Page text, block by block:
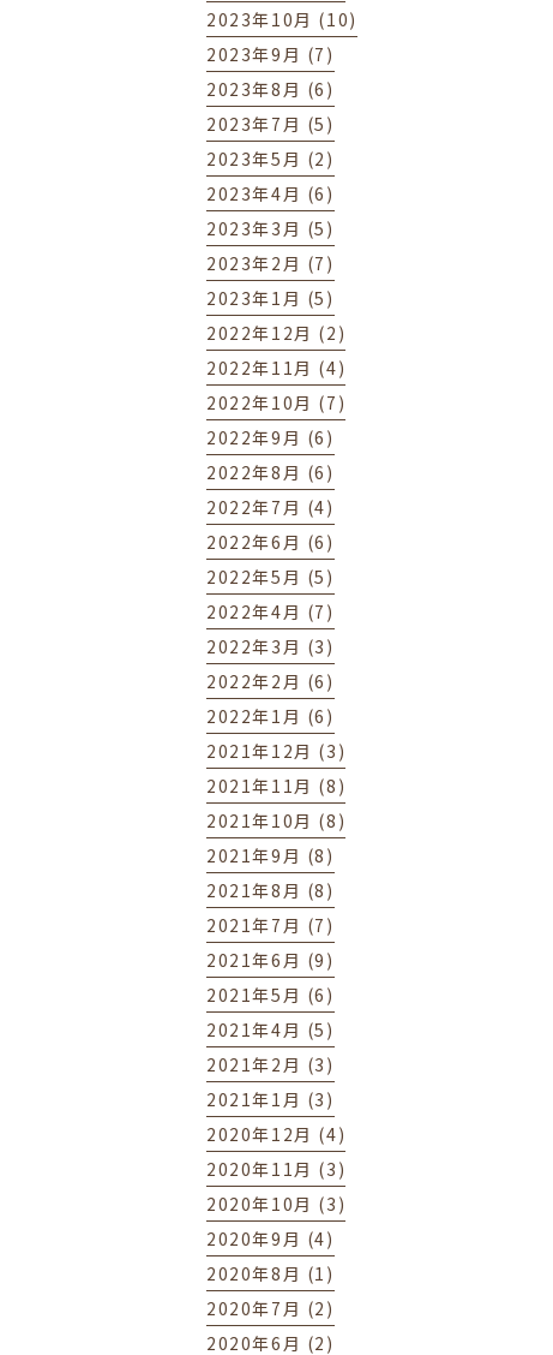
2023年10月 (10)
2023年9月 (7)
2023年8月 (6)
2023年7月 (5)
2023年5月 (2)
2023年4月 (6)
2023年3月 (5)
2023年2月 (7)
2023年1月 (5)
2022年12月 (2)
2022年11月 (4)
2022年10月 (7)
2022年9月 (6)
2022年8月 (6)
2022年7月 (4)
2022年6月 (6)
2022年5月 (5)
2022年4月 (7)
2022年3月 (3)
2022年2月 (6)
2022年1月 (6)
2021年12月 (3)
2021年11月 (8)
2021年10月 (8)
2021年9月 (8)
2021年8月 (8)
2021年7月 (7)
2021年6月 (9)
2021年5月 (6)
2021年4月 (5)
2021年2月 (3)
2021年1月 (3)
2020年12月 (4)
2020年11月 (3)
2020年10月 (3)
2020年9月 (4)
2020年8月 (1)
2020年7月 (2)
2020年6月 (2)